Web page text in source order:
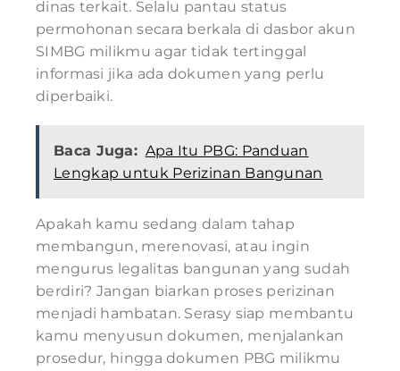
dinas terkait. Selalu pantau status
permohonan secara berkala di dasbor akun
SIMBG milikmu agar tidak tertinggal
informasi jika ada dokumen yang perlu
diperbaiki.
Baca Juga: Apa Itu PBG: Panduan
Lengkap untuk Perizinan Bangunan
Apakah kamu sedang dalam tahap
membangun, merenovasi, atau ingin
mengurus legalitas bangunan yang sudah
berdiri? Jangan biarkan proses perizinan
menjadi hambatan. Serasy siap membantu
kamu menyusun dokumen, menjalankan
prosedur, hingga dokumen PBG milikmu